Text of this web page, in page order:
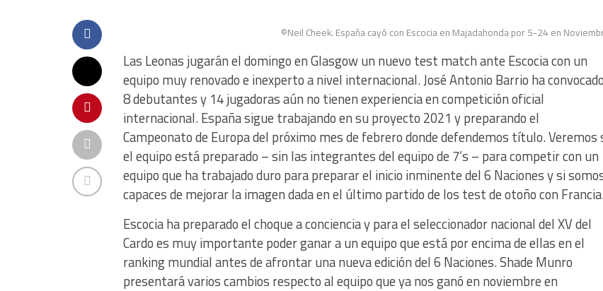
©Neil Cheek. España cayó con Escocia en Majadahonda por 5-24 en
Las Leonas jugarán el domingo en Glasgow un nuevo test match ante Escocia con un
equipo muy renovado e inexperto a nivel internacional. José Antonio Barrio ha convocado
8 debutantes y 14 jugadoras aún no tienen experiencia en competición oficial
internacional. España sigue trabajando en su proyecto 2021 y preparando el
Campeonato de Europa del próximo mes de febrero donde defendemos título. Veremos
el equipo está preparado – sin las integrantes del equipo de 7’s – para competir con un
equipo que ha trabajado duro para preparar el inicio inminente del 6 Naciones y si
capaces de mejorar la imagen dada en el último partido de los test de otoño con
Escocia ha preparado el choque a conciencia y para el seleccionador nacional del XV del
Cardo es muy importante poder ganar a un equipo que está por encima de ellas en el
ranking mundial antes de afrontar una nueva edición del 6 Naciones. Shade Munro
presentará varios cambios respecto al equipo que ya nos ganó en noviembre en